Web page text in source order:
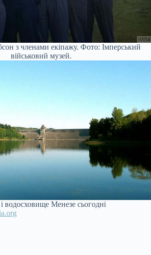
з членами екіпажу. Фото: Імперський
військовий музей.
водосховище Менезе сьогодні